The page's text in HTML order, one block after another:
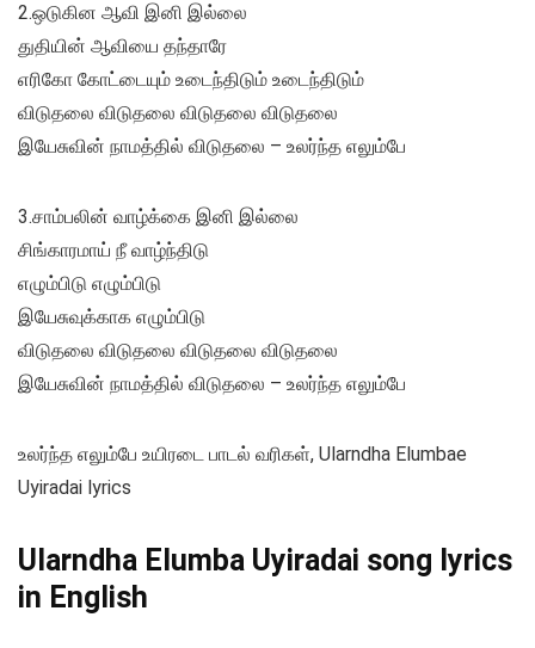
2.ஒடுகின ஆவி இனி இல்லை
துதியின் ஆவியை தந்தாரே
எரிகோ கோட்டையும் உடைந்திடும் உடைந்திடும்
விடுதலை விடுதலை விடுதலை விடுதலை
இயேசுவின் நாமத்தில் விடுதலை – உலர்ந்த எலும்பே
3.சாம்பலின் வாழ்க்கை இனி இல்லை
சிங்காரமாய் நீ வாழ்ந்திடு
எழும்பிடு எழும்பிடு
இயேசுவுக்காக எழும்பிடு
விடுதலை விடுதலை விடுதலை விடுதலை
இயேசுவின் நாமத்தில் விடுதலை – உலர்ந்த எலும்பே
உலர்ந்த எலும்பே உயிரடை பாடல் வரிகள், Ularndha Elumbae
Uyiradai lyrics
Ularndha Elumba Uyiradai song lyrics
in English